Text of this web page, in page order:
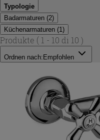
Typologie
Badarmaturen (2)
Küchenarmaturen (1 )
Produkte ( 1 - 10 di 10 )
Ordnen nach: Empfohlen